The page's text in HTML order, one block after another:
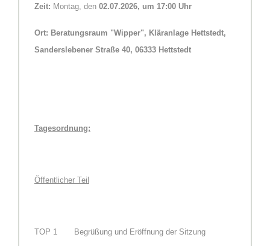
Zeit: Montag, den 02.07.2026, um 17:00 Uhr
Ort: Beratungsraum "Wipper", Kläranlage Hettstedt,
Sanderslebener Straße 40, 06333 Hettstedt
Tagesordnung:
Öffentlicher Teil
TOP 1 Begrüßung und Eröffnung der Sitzung